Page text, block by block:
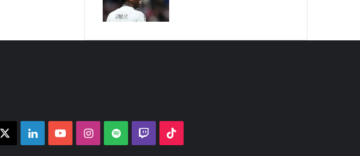
LinkedInYouTubeInstagram
Spotify Twitch